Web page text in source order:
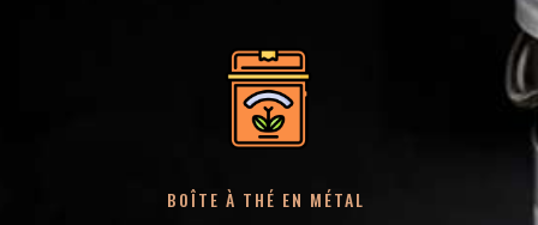
BOÎTE À THÉ EN MÉTAL